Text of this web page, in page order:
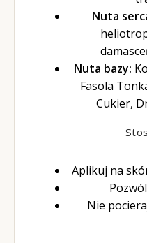
Nuta
Nuta bazy:
Fasola
Cukier,
Aplikuj na
Nie